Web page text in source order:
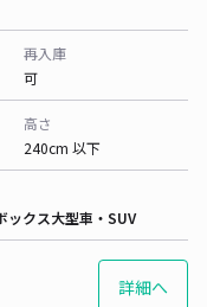
再入庫
可
高さ
240cm 以下
ックス大型車・SUV
詳細へ